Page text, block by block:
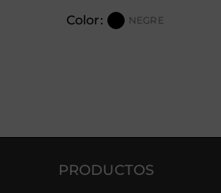
Color: NEGRE
PRODUCTOS